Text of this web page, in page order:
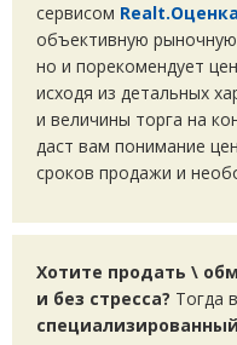
сервисом Realt.Оценка
объективную
но и порекомендует
исходя из детальных
и величины торга на
даст вам понимание
сроков продажи и
Хотите продать \
и без стресса? Тогда